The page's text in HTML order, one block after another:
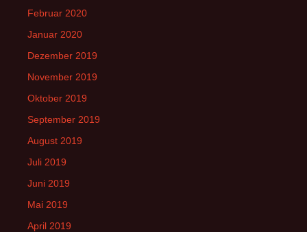
Februar 2020
Januar 2020
Dezember 2019
November 2019
Oktober 2019
September 2019
August 2019
Juli 2019
Juni 2019
Mai 2019
April 2019